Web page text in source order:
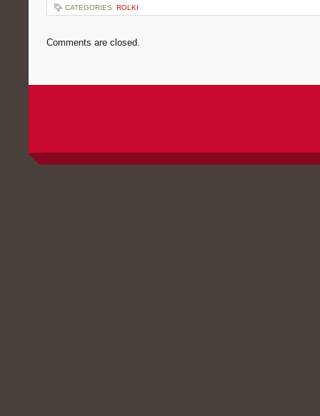
CATEGORIES: ROLKI
Comments are closed.